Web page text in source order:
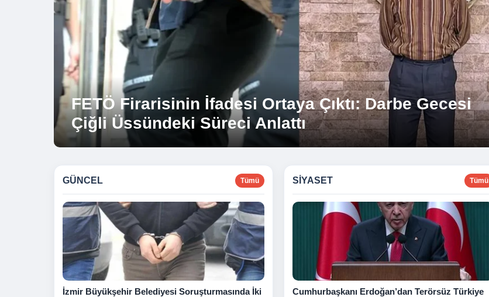
FETÖ Firarisinin İfadesi Ortaya Çıktı: Darbe Gecesi
Çiğli Üssündeki Süreci Anlattı
Aydın Pehlivan, Menemen’deki Çalışmaları
Cumhurbaşkanı Erdoğan’a Sundu
GÜNCEL Tümü
İzmir Büyükşehir Belediyesi Soruşturmasında İki
SIYASET Tümü
Cumhurbaşkanı Erdoğan’dan Terörsüz Türkiye